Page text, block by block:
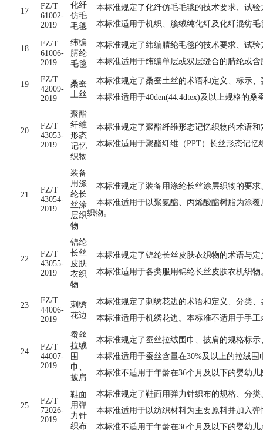
17
FZ/T
61002-
2019
化纤
仿毛
毛毯
本标准规定了化纤仿毛毛毯的技术要求、试
本标准适用于机织、簇绒纯化纤及化纤混纺毛
18
FZ/T
61006-
2019
纬编
腈纶
毛毯
本标准规定了纬编腈纶毛毯的技术要求、试
本标准适用于纬编单层或双层缝合的腈纶或含
19
FZ/T
42009-
2019
桑蚕
土丝
本标准规定了桑蚕土丝的术语和定义、标示
本标准适用于40den(44.4dtex)及以上规格的桑
20
FZ/T
43053-
2019
聚酯
纤维
形态
记忆
织物
本标准规定了聚酯纤维形态记忆织物的术语
本标准适用于聚酯纤维（PPT）长丝形态记忆
21
FZ/T
43054-
2019
装备
用涤
纶长
丝涂
层织
物
本标准规定了装备用涤纶长丝涂层织物的要
本标准适用于以聚氨酯、丙烯酸酯树脂为涂覆
织物。
22
FZ/T
43055-
2019
锦纶
长丝
皮肤
衣织
物
本标准规定了锦纶长丝皮肤衣织物的术语与
本标准适用于各类服用锦纶长丝皮肤衣机织物
23
FZ/T
44006-
2019
刺绣
花边
本标准规定了刺绣花边的术语和定义、分类
本标准适用于机绣花边。本标准不适用于手工
24
FZ/T
44007-
2019
蚕丝
拉绒
围
巾、
披肩
本标准规定了蚕丝拉绒围巾、披肩的规格标
本标准适用于蚕丝含量在30%及以上的拉绒围
本标准不适用于年龄在36个月及以下的婴幼儿
25
FZ/T
72026-
2019
鞋面
用弹
力针
织布
本标准规定了鞋面用弹力针织布的规格、分类
本标准适用于以纺织材料为主要原料并加入
本标准不适用于年龄在36个月及以下的婴幼儿